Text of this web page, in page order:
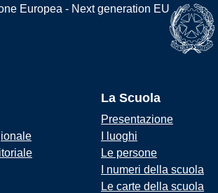
La Scuola
Presentazione
I luoghi
Le persone
I numeri della scuola
Le carte della scuola